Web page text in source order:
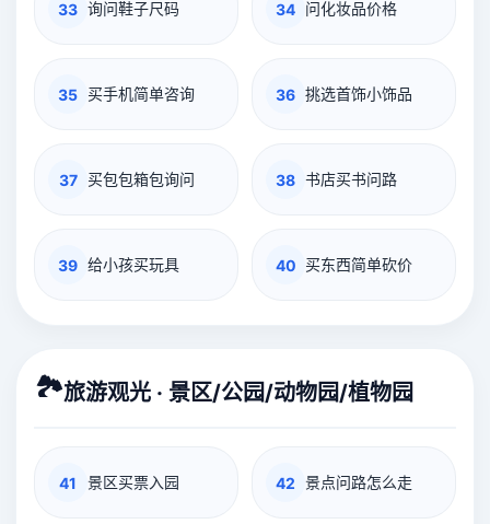
33 询问鞋子尺码 34 问化妆品价格
35 买手机简单咨询 36 挑选首饰小饰品
37 买包包箱包询问 38 书店买书问路
39 给小孩买玩具 40 买东西简单砍价
🏞️旅游观光 · 景区/公园/动物园/植物园
41 景区买票入园 42 景点问路怎么走